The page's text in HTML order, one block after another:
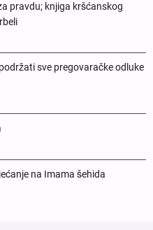
pravdu; knjiga kršćanskog
sve pregovaračke odluke
na Imama šehida